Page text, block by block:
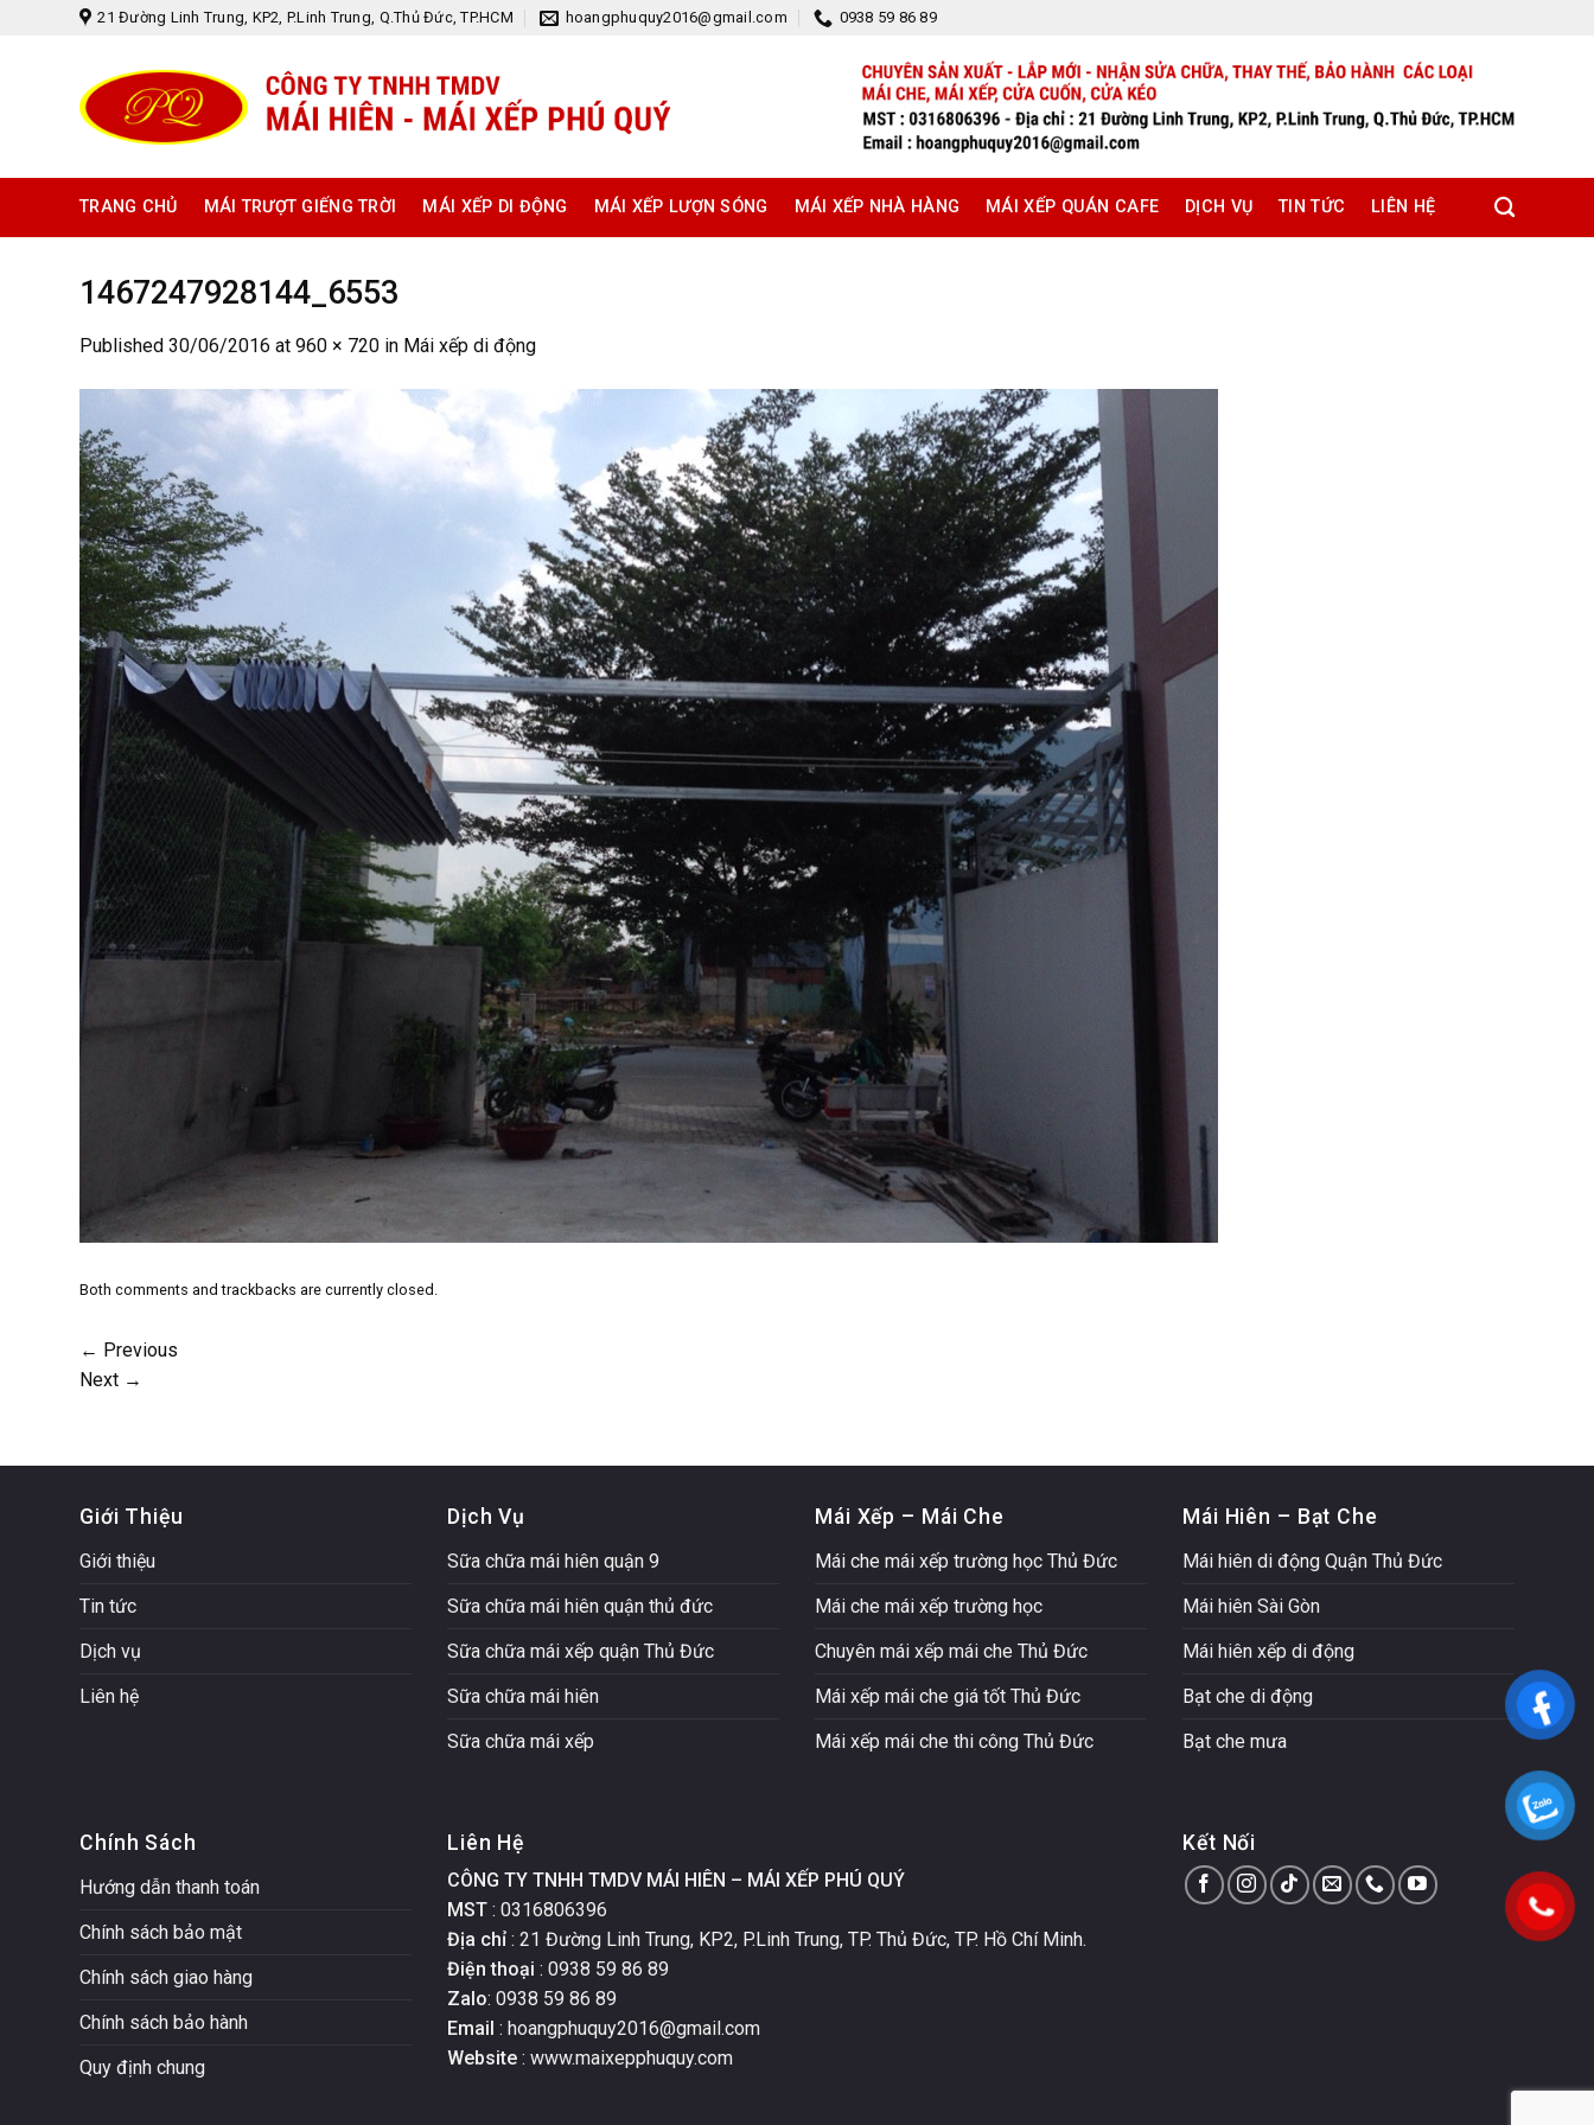
21 Đường Linh Trung, KP2, P.Linh Trung, Q.Thủ Đức, TP.HCM hoangphuquy2016@gmail.com 0938 59 86 89
TRANG CHỦ MÁI TRƯỢT GIẾNG TRỜI MÁI XẾP DI ĐỘNG MÁI XẾP LƯỢN SÓNG MÁI XẾP NHÀ HÀNG MÁI XẾP QUÁN CAFE DỊCH VỤ TIN TỨC LIÊN HỆ
1467247928144_6553
Published 30/06/2016 at 960 × 720 in Mái xếp di động
Both comments and trackbacks are currently closed.
← Previous
Next →
Giới Thiệu
Giới thiệu
Tin tức
Dịch vụ
Liên hệ
Dịch Vụ
Sữa chữa mái hiên quận 9
Sữa chữa mái hiên quận thủ đức
Sữa chữa mái xếp quận Thủ Đức
Sữa chữa mái hiên
Sữa chữa mái xếp
Mái Xếp – Mái Che
Mái che mái xếp trường học Thủ Đức
Mái che mái xếp trường học
Chuyên mái xếp mái che Thủ Đức
Mái xếp mái che giá tốt Thủ Đức
Mái xếp mái che thi công Thủ Đức
Mái Hiên – Bạt Che
Mái hiên di động Quận Thủ Đức
Mái hiên Sài Gòn
Mái hiên xếp di động
Bạt che di động
Bạt che mưa
Chính Sách
Hướng dẫn thanh toán
Chính sách bảo mật
Chính sách giao hàng
Chính sách bảo hành
Quy định chung
Liên Hệ
CÔNG TY TNHH TMDV MÁI HIÊN – MÁI XẾP PHÚ QUÝ
MST : 0316806396
Địa chỉ : 21 Đường Linh Trung, KP2, P.Linh Trung, TP. Thủ Đức, TP. Hồ Chí Minh.
Điện thoại : 0938 59 86 89
Zalo: 0938 59 86 89
Email : hoangphuquy2016@gmail.com
Website : www.maixepphuquy.com
Kết Nối